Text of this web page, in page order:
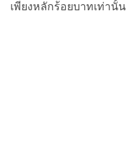
เพียงหลักร้อยบาทเท่านั้น